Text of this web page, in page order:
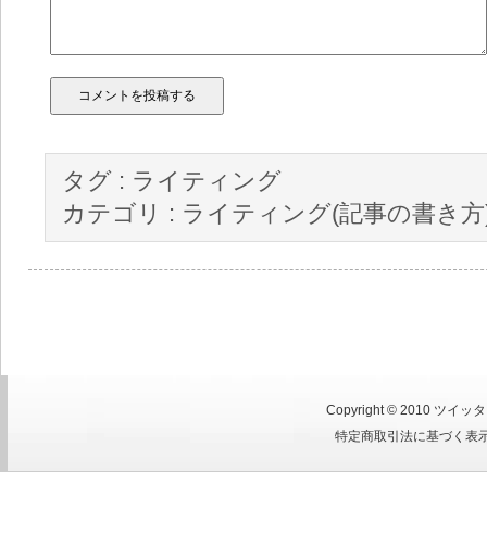
タグ : ライティング
カテゴリ : ライティング(記事の書き
Copyright © 2010 ツイッ
特定商取引法に基づく表